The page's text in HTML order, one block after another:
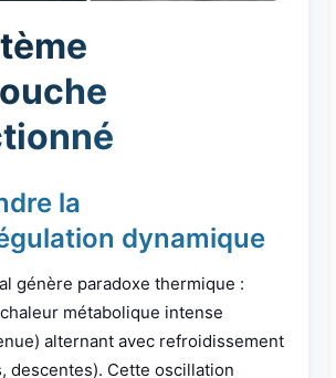
la
dynamique
génère paradoxe thermique :
métabolique intense
alternant avec refroidissement
descentes). Cette oscillation